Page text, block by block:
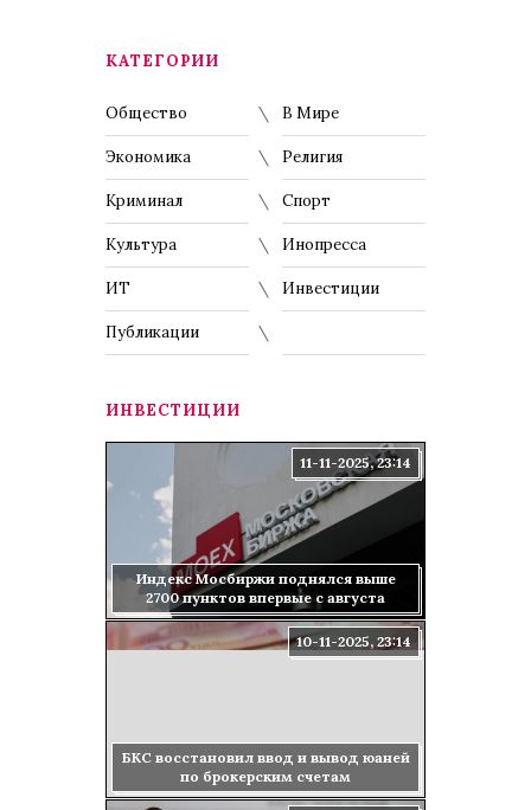
КАТЕГОРИИ
Общество В Мире
Экономика Религия
Криминал Спорт
Культура Инопресса
ИТ Инвестиции
Публикации
ИНВЕСТИЦИИ
Индекс Мосбиржи поднялся выше
2700 пунктов впервые с августа
11-11-2025, 23:14
БКС восстановил ввод и вывод юаней
по брокерским счетам
10-11-2025, 23:14